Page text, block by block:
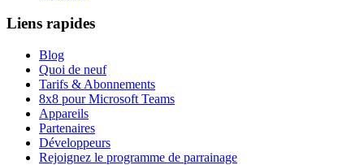
Liens rapides
Blog
Quoi de neuf
Tarifs & Abonnements
8x8 pour Microsoft Teams
Appareils
Partenaires
Développeurs
Rejoignez le programme de parrainage